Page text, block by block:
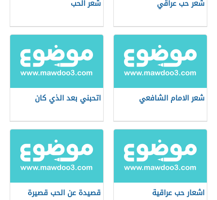
شعر حب عراقي شعر الحب
شعر الامام الشافعي اتحبني بعد الذي كان
اشعار حب عراقية قصيدة عن الحب قصيرة